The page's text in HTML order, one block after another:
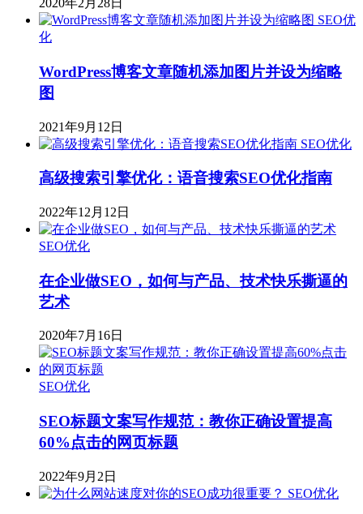
2020年2月28日
SEO优
化
WordPress博客文章随机添加图片并设为缩略
图
2021年9月12日
SEO优化
高级搜索引擎优化：语音搜索SEO优化指南
2022年12月12日
SEO优化
在企业做SEO，如何与产品、技术快乐撕逼的
艺术
2020年7月16日
SEO优化
SEO标题文案写作规范：教你正确设置提高
60%点击的网页标题
2022年9月2日
SEO优化